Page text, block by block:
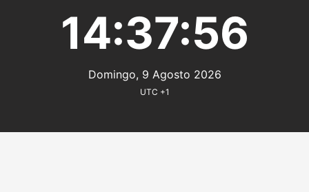
14:37:56
Domingo, 9 Agosto 2026
UTC +1